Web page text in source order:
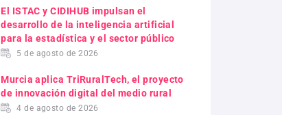
El ISTAC y CIDIHUB impulsan el
desarrollo de la inteligencia artificial
para la estadística y el sector público
5 de agosto de 2026
Murcia aplica TriRuralTech, el proyecto
de innovación digital del medio rural
4 de agosto de 2026